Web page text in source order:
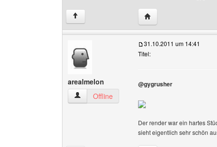
↑ Website dieses
arealmelon
arealmelon Benutzer-Profile anzeigen
Offline
31.10.2011 um 14:41
Titel:
@gygrusher
Der render war ein hartes
sieht eigentlich sehr schön